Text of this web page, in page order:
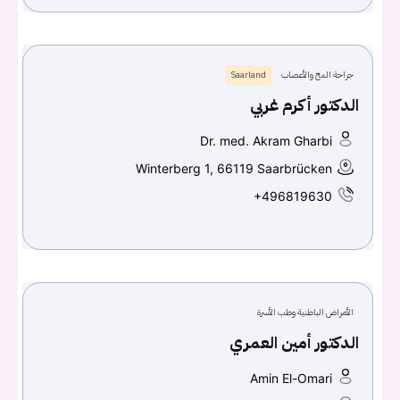
جراحة المخ والأعصاب Saarland
الدكتور أكرم غربي
Dr. med. Akram Gharbi
Winterberg 1, 66119 Saarbrücken
+496819630
الأمراض الباطنية وطب الأسرة
الدكتور أمين العمري
Amin El-Omari